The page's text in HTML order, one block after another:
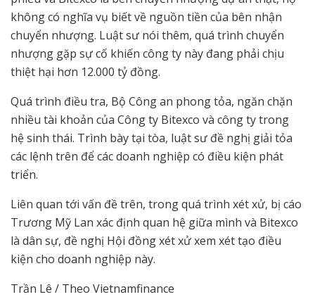
không có nghĩa vụ biết về nguồn tiền của bên nhận
chuyển nhượng. Luật sư nói thêm, quá trình chuyển
nhượng gặp sự cố khiến công ty này đang phải chịu
thiệt hại hơn 12.000 tỷ đồng.
Quá trình điều tra, Bộ Công an phong tỏa, ngăn chặn
nhiều tài khoản của Công ty Bitexco và công ty trong
hệ sinh thái. Trình bày tại tòa, luật sư đề nghị giải tỏa
các lệnh trên để các doanh nghiệp có điều kiện phát
triển.
Liên quan tới vấn đề trên, trong quá trình xét xử, bị cáo
Trương Mỹ Lan xác định quan hệ giữa mình và Bitexco
là dân sự, đề nghị Hội đồng xét xử xem xét tạo điều
kiện cho doanh nghiệp này.
Trần Lê / Theo Vietnamfinance